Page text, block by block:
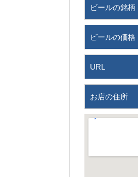
ビールの銘柄
ビールの価格
URL
お店の住所